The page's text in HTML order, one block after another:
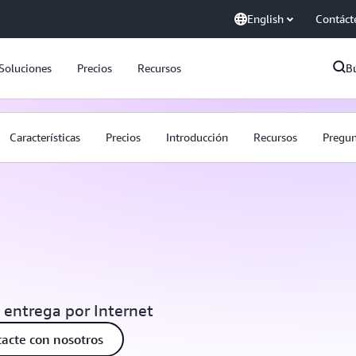
English
Precios Recursos
Características Precios Introducción Recursos
entrega por Internet
con nosotros